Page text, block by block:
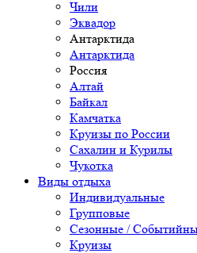
Чили
Эквадор
Антарктида
Антарктида
Россия
Алтай
Байкал
Камчатка
Круизы по России
Сахалин и Курилы
Чукотка
Виды отдыха
Индивидуальные
Групповые
Сезонные /
Круизы